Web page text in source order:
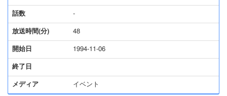
話数 -
放送時間(分) 48
開始日 1994-11-06
終了日
メディア イベント